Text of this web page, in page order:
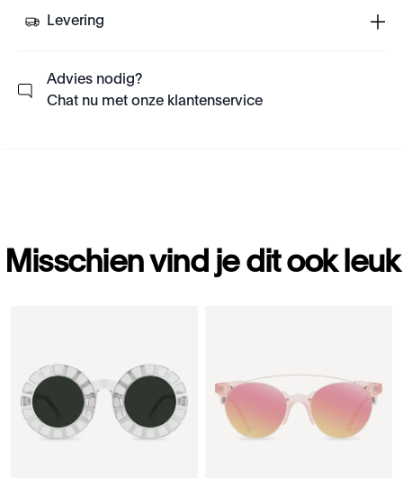
Levering
Advies nodig?
Chat nu met onze klantenservice
Misschien vind je dit ook leuk